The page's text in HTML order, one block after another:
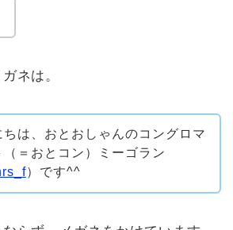
ネは。
ちは、おとおしゃんのコングロマ
（＝おとコン）ミーゴラン
）です^^